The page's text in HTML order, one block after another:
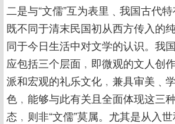
二是与“文儒”互为表里﹑我国古代特
既不同于清末民国初从西方传入的
同于今日生活中对文学的认识。我
应包括三个层面﹐即微观的文人创
派和宏观的礼乐文化﹐兼具审美﹑
色﹐能够与此有关且全面体现这三
态﹐则非“文儒”莫属。尤其是从入